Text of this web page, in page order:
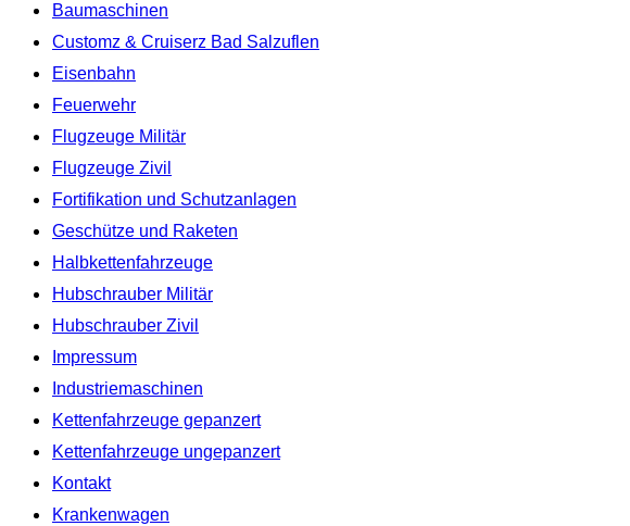
Baumaschinen
Customz & Cruiserz Bad Salzuflen
Eisenbahn
Feuerwehr
Flugzeuge Militär
Flugzeuge Zivil
Fortifikation und Schutzanlagen
Geschütze und Raketen
Halbkettenfahrzeuge
Hubschrauber Militär
Hubschrauber Zivil
Impressum
Industriemaschinen
Kettenfahrzeuge gepanzert
Kettenfahrzeuge ungepanzert
Kontakt
Krankenwagen